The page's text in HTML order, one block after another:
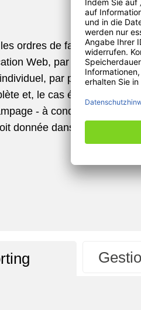
ordres de fabrication
Web, par numéro de
par paire de
et, le cas échéant,
- à condition qu'une
donnée dans la gestion des